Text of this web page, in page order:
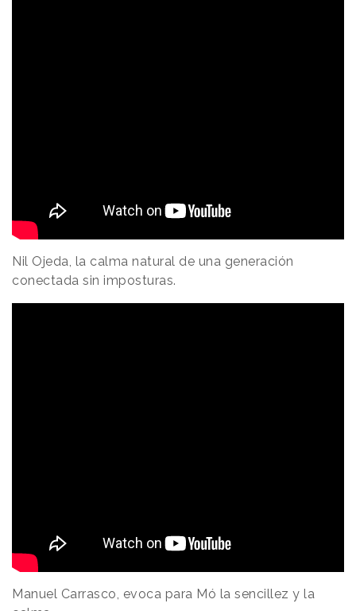
Nil Ojeda, la calma natural de una generación
conectada sin imposturas.
Manuel Carrasco, evoca para Mó la sencillez y la